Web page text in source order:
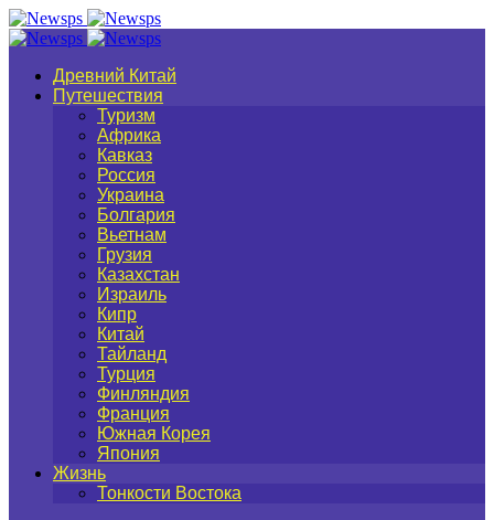
Древний Китай
Путешествия
Туризм
Африка
Кавказ
Россия
Украина
Болгария
Вьетнам
Грузия
Казахстан
Израиль
Кипр
Китай
Тайланд
Турция
Финляндия
Франция
Южная Корея
Япония
Жизнь
Тонкости Востока